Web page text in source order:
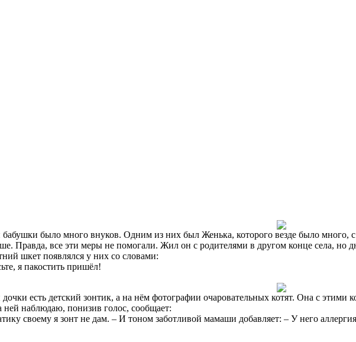
было много внуков. Одним из них был Женька, которого везде было много,
Правда, все эти меры не помогали. Жил он с родителями в другом конце села, но
шкет появлялся у них со словами:
я пакостить пришёл!
есть детский зонтик, а на нём фотографии очаровательных котят. Она с этими
ней наблюдаю, понизив голос, сообщает:
своему я зонт не дам. – И тоном заботливой мамаши добавляет: – У него